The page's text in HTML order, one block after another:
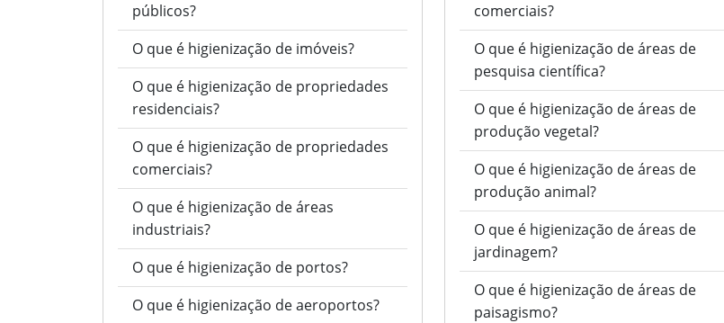
públicos?
O que é higienização de imóveis?
O que é higienização de propriedades
residenciais?
O que é higienização de propriedades
comerciais?
O que é higienização de áreas
industriais?
O que é higienização de portos?
O que é higienização de aeroportos?
comerciais?
O que é higienização de áreas de
pesquisa científica?
O que é higienização de áreas de
produção vegetal?
O que é higienização de áreas de
produção animal?
O que é higienização de áreas de
jardinagem?
O que é higienização de áreas de
paisagismo?